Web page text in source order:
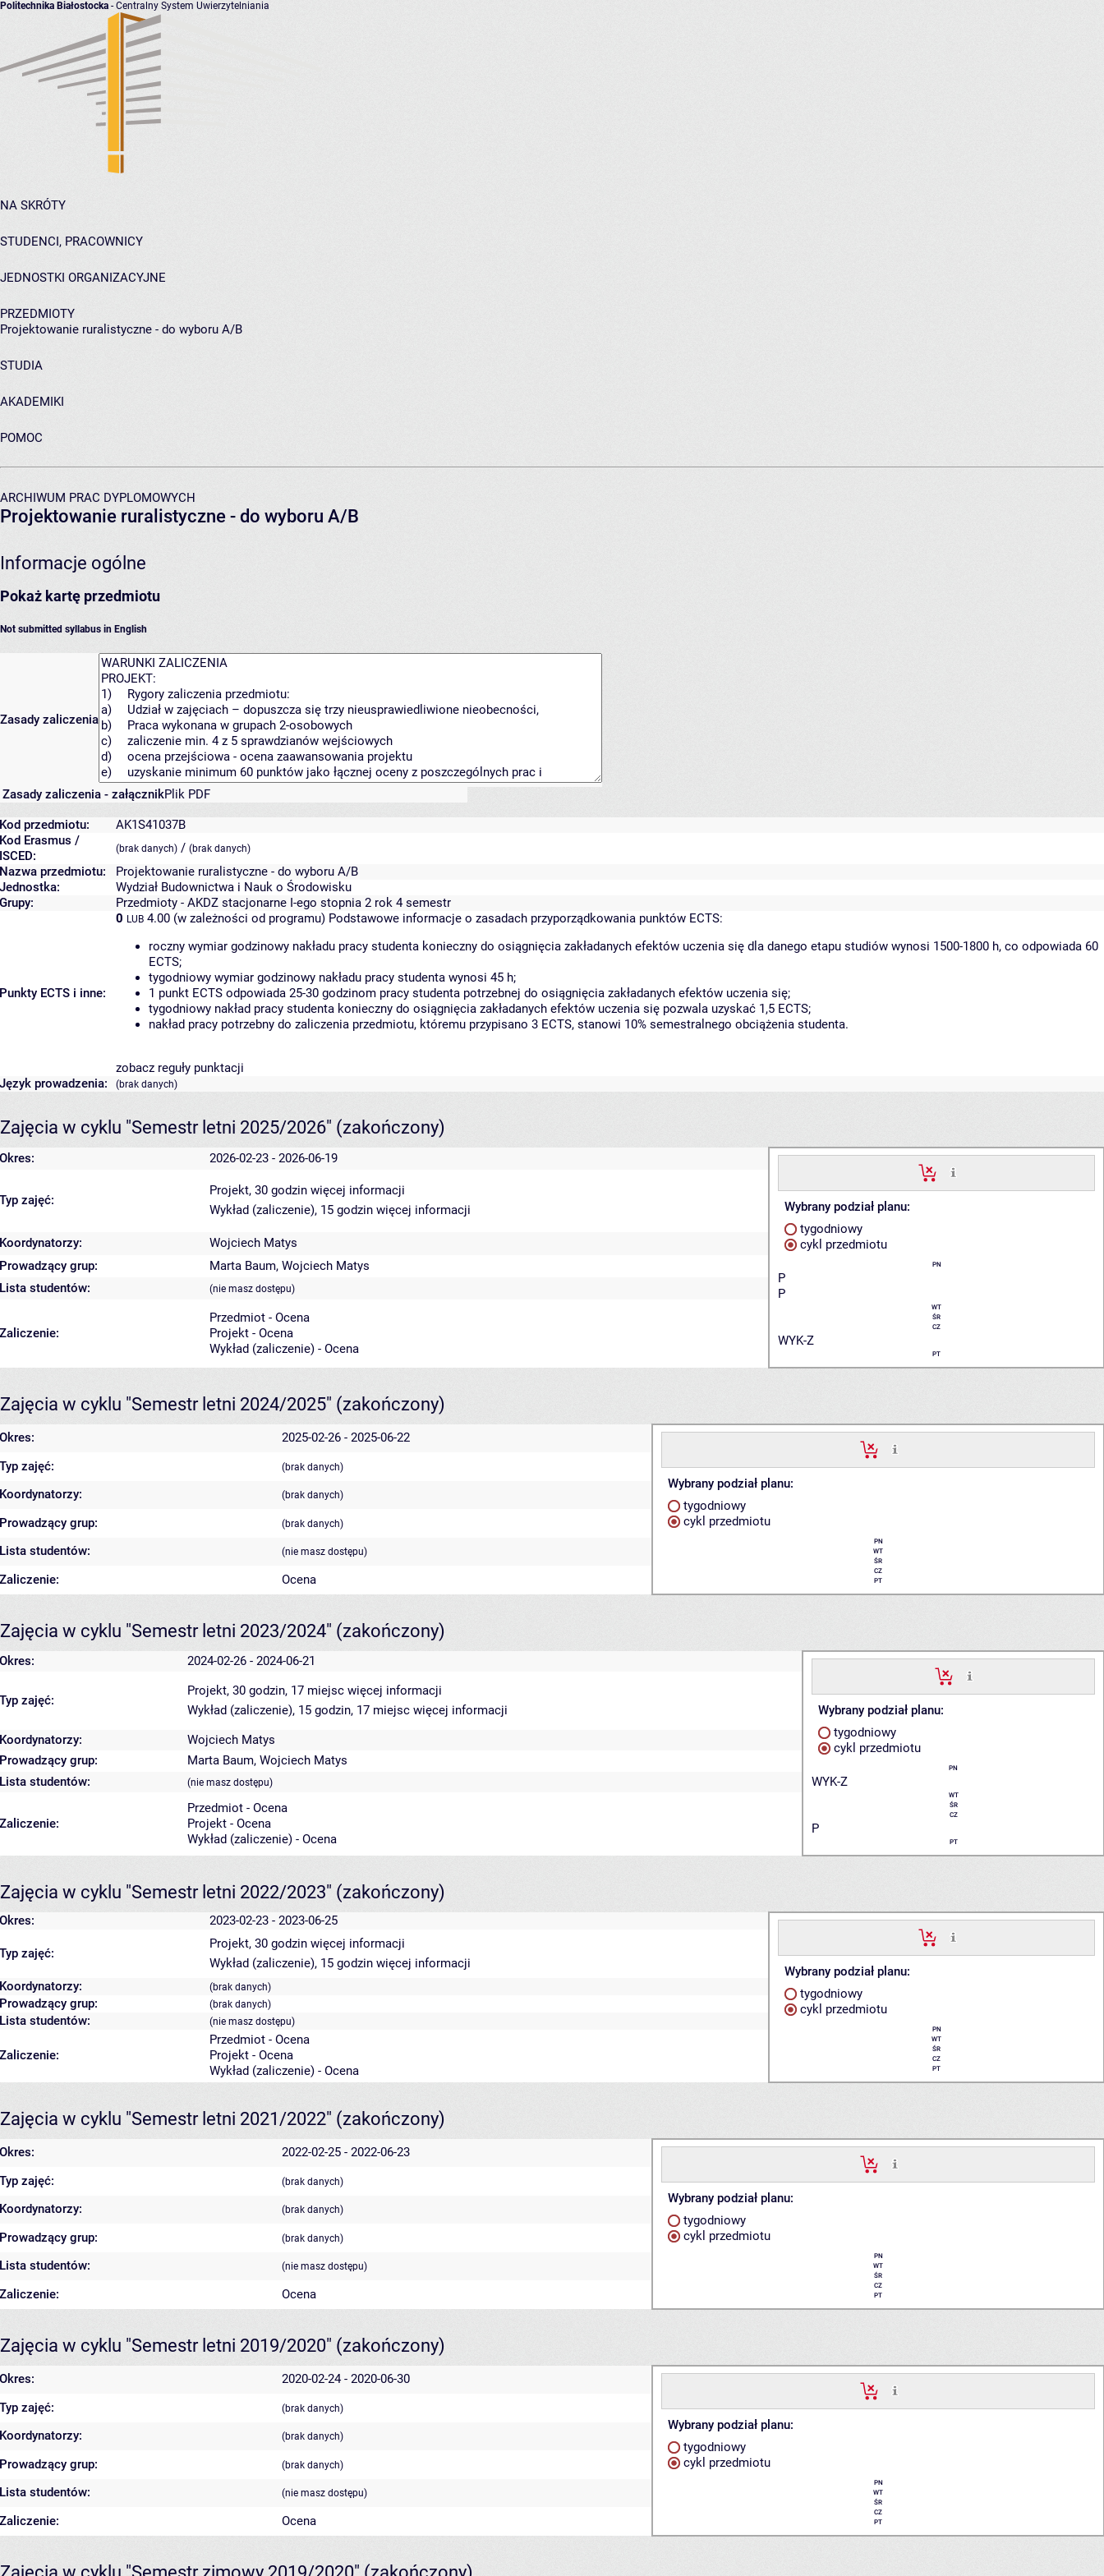
Politechnika Białostocka - Centralny System Uwierzytelniania
NA SKRÓTY
STUDENCI, PRACOWNICY
JEDNOSTKI ORGANIZACYJNE
PRZEDMIOTY
Projektowanie ruralistyczne - do wyboru A/B
STUDIA
AKADEMIKI
POMOC
ARCHIWUM PRAC DYPLOMOWYCH
Projektowanie ruralistyczne - do wyboru A/B
Informacje ogólne
Pokaż kartę przedmiotu
Not submitted syllabus in English
Zasady zaliczenia
Zasady zaliczenia - załącznikPlik PDF
Kod przedmiotu:
AK1S41037B
Kod Erasmus /
ISCED:
(brak danych) / (brak danych)
Nazwa przedmiotu:
Projektowanie ruralistyczne - do wyboru A/B
Jednostka:
Wydział Budownictwa i Nauk o Środowisku
Grupy:
Przedmioty - AKDZ stacjonarne I-ego stopnia 2 rok 4 semestr
Punkty ECTS i inne:
0 LUB 4.00 (w zależności od programu) Podstawowe informacje o zasadach przyporządkowania punktów ECTS:
roczny wymiar godzinowy nakładu pracy studenta konieczny do osiągnięcia zakładanych efektów uczenia się dla danego etapu studiów wynosi 1500-1800 h, co odpowiada 60
ECTS;
tygodniowy wymiar godzinowy nakładu pracy studenta wynosi 45 h;
1 punkt ECTS odpowiada 25-30 godzinom pracy studenta potrzebnej do osiągnięcia zakładanych efektów uczenia się;
tygodniowy nakład pracy studenta konieczny do osiągnięcia zakładanych efektów uczenia się pozwala uzyskać 1,5 ECTS;
nakład pracy potrzebny do zaliczenia przedmiotu, któremu przypisano 3 ECTS, stanowi 10% semestralnego obciążenia studenta.
zobacz reguły punktacji
Język prowadzenia:
(brak danych)
Zajęcia w cyklu "Semestr letni 2025/2026" (zakończony)
Okres: 2026-02-23 - 2026-06-19
Wybrany podział planu:
tygodniowy
cykl przedmiotu
PN
P
P
WT
ŚR
CZ
WYK-Z
PT
Typ zajęć:
Projekt, 30 godzin więcej informacji
Wykład (zaliczenie), 15 godzin więcej informacji
Koordynatorzy:
Wojciech Matys
Prowadzący grup:
Marta Baum, Wojciech Matys
Lista studentów:
(nie masz dostępu)
Zaliczenie:
Przedmiot - Ocena
Projekt - Ocena
Wykład (zaliczenie) - Ocena
Zajęcia w cyklu "Semestr letni 2024/2025" (zakończony)
Okres: 2025-02-26 - 2025-06-22
Wybrany podział planu:
tygodniowy
cykl przedmiotu
PN
WT
ŚR
CZ
PT
Typ zajęć: (brak danych)
Koordynatorzy: (brak danych)
Prowadzący grup: (brak danych)
Lista studentów: (nie masz dostępu)
Zaliczenie: Ocena
Zajęcia w cyklu "Semestr letni 2023/2024" (zakończony)
Okres: 2024-02-26 - 2024-06-21
Wybrany podział planu:
tygodniowy
cykl przedmiotu
PN
WYK-Z
WT
ŚR
CZ
P
PT
Typ zajęć:
Projekt, 30 godzin, 17 miejsc więcej informacji
Wykład (zaliczenie), 15 godzin, 17 miejsc więcej informacji
Koordynatorzy:
Wojciech Matys
Prowadzący grup:
Marta Baum, Wojciech Matys
Lista studentów:
(nie masz dostępu)
Zaliczenie:
Przedmiot - Ocena
Projekt - Ocena
Wykład (zaliczenie) - Ocena
Zajęcia w cyklu "Semestr letni 2022/2023" (zakończony)
Okres: 2023-02-23 - 2023-06-25
Wybrany podział planu:
tygodniowy
cykl przedmiotu
PN
WT
ŚR
CZ
PT
Typ zajęć:
Projekt, 30 godzin więcej informacji
Wykład (zaliczenie), 15 godzin więcej informacji
Koordynatorzy:
(brak danych)
Prowadzący grup: (brak danych)
Lista studentów: (nie masz dostępu)
Zaliczenie:
Przedmiot - Ocena
Projekt - Ocena
Wykład (zaliczenie) - Ocena
Zajęcia w cyklu "Semestr letni 2021/2022" (zakończony)
Okres: 2022-02-25 - 2022-06-23
Wybrany podział planu:
tygodniowy
cykl przedmiotu
PN
WT
ŚR
CZ
PT
Typ zajęć: (brak danych)
Koordynatorzy: (brak danych)
Prowadzący grup: (brak danych)
Lista studentów: (nie masz dostępu)
Zaliczenie: Ocena
Zajęcia w cyklu "Semestr letni 2019/2020" (zakończony)
Okres: 2020-02-24 - 2020-06-30
Wybrany podział planu:
tygodniowy
cykl przedmiotu
PN
WT
ŚR
CZ
PT
Typ zajęć: (brak danych)
Koordynatorzy: (brak danych)
Prowadzący grup: (brak danych)
Lista studentów: (nie masz dostępu)
Zaliczenie: Ocena